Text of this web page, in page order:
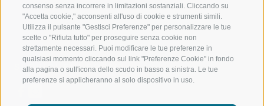
consenso senza incorrere in limitazioni sostanziali. Cliccando su
"Accetta cookie," acconsenti all'uso di cookie e strumenti simili.
Utilizza il pulsante "Gestisci Preferenze" per personalizzare le tue
scelte o "Rifiuta tutto" per proseguire senza cookie non
strettamente necessari. Puoi modificare le tue preferenze in
qualsiasi momento cliccando sul link "Preferenze Cookie" in fondo
alla pagina o sull'icona dello scudo in basso a sinistra. Le tue
preferenze si applicheranno al solo dispositivo in uso.
SEGUICI SUI SOCIAL